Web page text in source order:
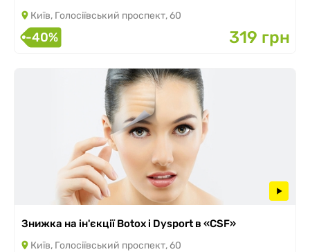
Київ, Голосіївський проспект, 60
-40% 319 грн
Знижка на ін'єкції Botox і Dysport в «CSF»
Київ, Голосіївський проспект, 60